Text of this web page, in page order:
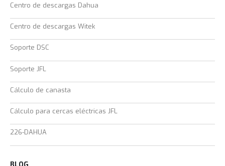
Centro de descargas Dahua
Centro de descargas Witek
Soporte DSC
Soporte JFL
Cálculo de canasta
Cálculo para cercas eléctricas JFL
226-DAHUA